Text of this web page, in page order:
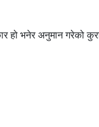
हो भनेर अनुमान